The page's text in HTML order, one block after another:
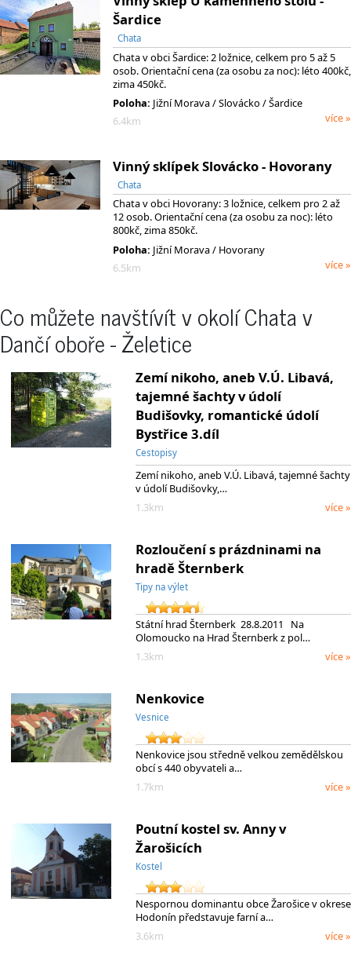
Šardice
Chata
Chata v obci Šardice: 2 ložnice, celkem pro 5 až 5
osob. Orientační cena (za osobu za noc): léto 400kč,
zima 450kč.
Poloha: Jižní Morava/ Slovácko / Šardice
6.4km
více »
Vinný sklípek Slovácko - Hovorany
Chata
Chata v obci Hovorany: 3 ložnice, celkem pro 2 až
12 osob. Orientační cena (za osobu za noc): léto
800kč, zima 850kč.
Poloha: Jižní Morava / Hovorany
6.5km
více »
Co můžete navštívít v okolí Chata v
Dančí oboře - Želetice
Zemí nikoho, aneb V.Ú. Libavá,
tajemné šachty v údolí
Budišovky, romantické údolí
Bystřice 3.díl
Cestopisy
Zemí nikoho, aneb V.Ú. Libavá, tajemné šachty
v údolí Budišovky,…
1.3km
více »
Rozloučení s prázdninami na
hradě Šternberk
Tipy na výlet
Státní hrad Šternberk 28.8.2011 Na
Olomoucko na Hrad Šternberk z pol…
1.3km
více »
Nenkovice
Vesnice
Nenkovice jsou středně velkou zemědělskou
obcí s 440 obyvateli a…
1.7km
více »
Poutní kostel sv. Anny v
Žarošicích
Kostel
Nespornou dominantu obce Žarošice v okrese
Hodonín představuje farní a…
3.6km
více »